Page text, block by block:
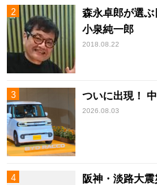
森永卓郎が選
小泉純一郎
2018.08.22
ついに出現！
2026.08.03
阪神・淡路大